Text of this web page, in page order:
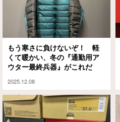
もう寒さに負けないぞ！ 軽
くて暖かい、冬の『通勤用ア
ウター最終兵器』がこれだ
2025.12.08